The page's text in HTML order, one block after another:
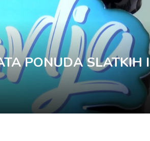
PONUDA SLATKIH I